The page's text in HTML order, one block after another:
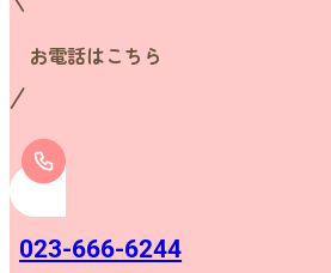
お電話はこちら
023-666-6244